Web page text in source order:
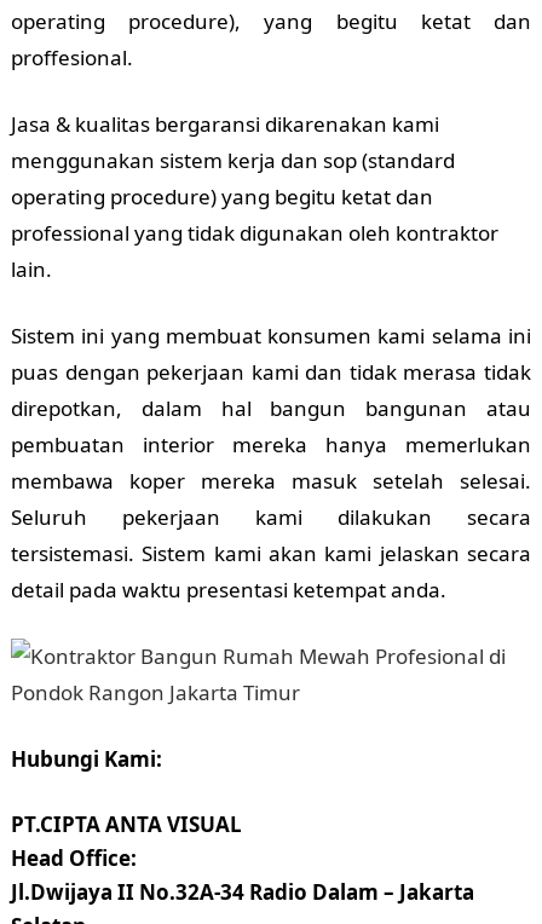
operating procedure), yang begitu ketat dan
proffesional.
Jasa & kualitas bergaransi dikarenakan kami
menggunakan sistem kerja dan sop (standard
operating procedure) yang begitu ketat dan
professional yang tidak digunakan oleh kontraktor
lain.
Sistem ini yang membuat konsumen kami selama ini
puas dengan pekerjaan kami dan tidak merasa tidak
direpotkan, dalam hal bangun bangunan atau
pembuatan interior mereka hanya memerlukan
membawa koper mereka masuk setelah selesai.
Seluruh pekerjaan kami dilakukan secara
tersistemasi. Sistem kami akan kami jelaskan secara
detail pada waktu presentasi ketempat anda.
Hubungi Kami:
PT.CIPTA ANTA VISUAL
Head Office:
Jl.Dwijaya II No.32A-34 Radio Dalam – Jakarta